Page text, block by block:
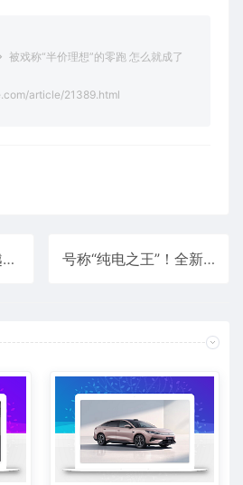
被戏称“半价理想”的零跑 怎么就成了
article/21389.html
号称“纯电之王”！全新问界M8 EV上市：35.98万起与增程同价